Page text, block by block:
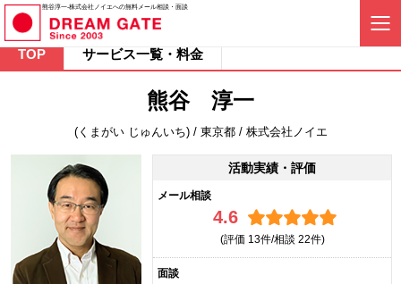
熊谷淳一-株式会社ノイエへの無料メール相談・面談
TOP サービス一覧・料金
熊谷 淳一
(くまがい じゅんいち) / 東京都 / 株式会社ノイエ
活動実績・評価
メール相談
4.6
(評価 13件/相談 22件)
面談